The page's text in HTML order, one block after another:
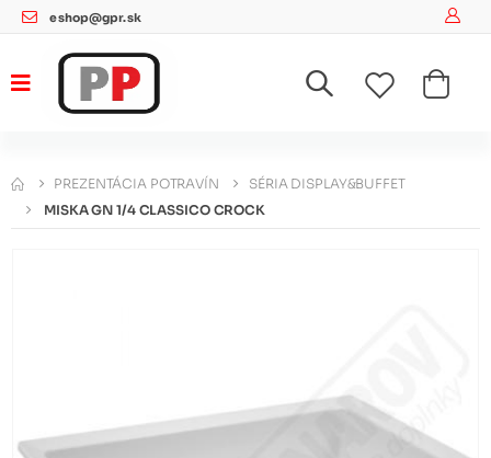
eshop@gpr.sk
PREZENTÁCIA POTRAVÍN
SÉRIA DISPLAY&BUFFET
MISKA GN 1/4 CLASSICO CROCK